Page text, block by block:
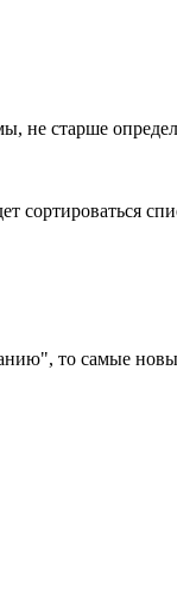
не старше
сортироваться
то самые